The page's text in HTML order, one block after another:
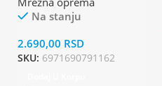
Na stanju
2.690,00 RSD
SKU: 6971690791162